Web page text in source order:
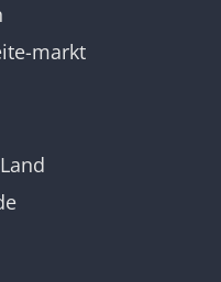
markt